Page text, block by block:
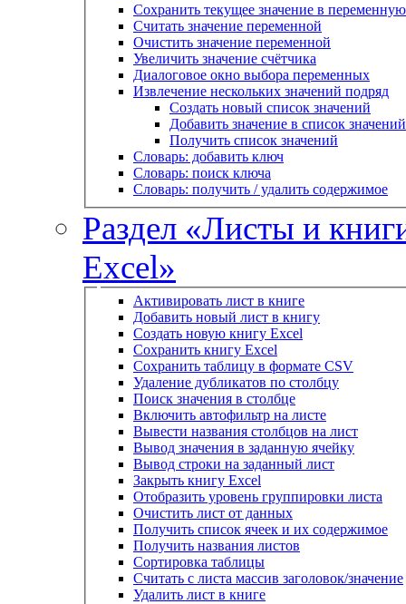
Сохранить текущее значение в переменную
Считать значение переменной
Очистить значение переменной
Увеличить значение счётчика
Диалоговое окно выбора переменных
Извлечение нескольких значений подряд
Создать новый список значений
Добавить значение в список значений
Получить список значений
Словарь: добавить ключ
Словарь: поиск ключа
Словарь: получить / удалить содержимое
Раздел «Листы и
Excel»
Активировать лист в книге
Добавить новый лист в книгу
Создать новую книгу Excel
Сохранить книгу Excel
Сохранить таблицу в формате CSV
Удаление дубликатов по столбцу
Поиск значения в столбце
Включить автофильтр на листе
Вывести названия столбцов на лист
Вывод значения в заданную ячейку
Вывод строки на заданный лист
Закрыть книгу Excel
Отобразить уровень группировки листа
Очистить лист от данных
Получить список ячеек и их содержимое
Получить названия листов
Сортировка таблицы
Считать с листа массив заголовок/значение
Удалить лист в книге